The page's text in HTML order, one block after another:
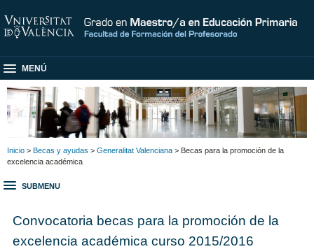
MENÚ
Inicio > Becas y ayudas > Generalitat Valenciana > Becas para la promoción de la
excelencia académica
SUBMENU
Convocatoria becas para la promoción de la
excelencia académica curso 2015/2016